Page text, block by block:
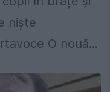
niște
O nouă...